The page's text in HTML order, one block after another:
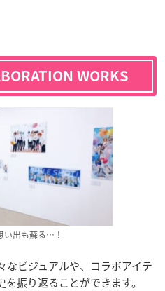
WORKS
い出も蘇る…！
ビジュアルや、コラボアイテ
振り返ることができます。